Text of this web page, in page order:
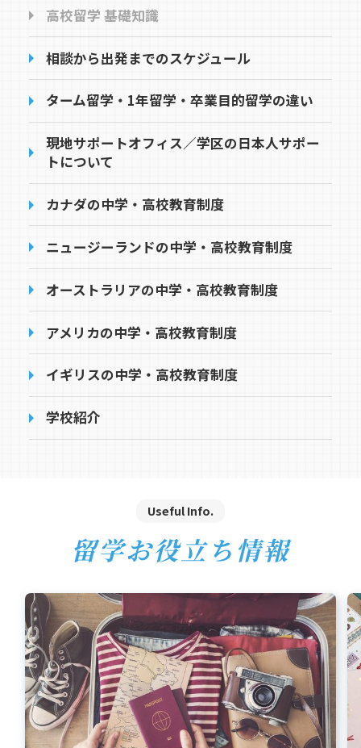
高校留学 基礎知識
相談から出発までのスケジュール
ターム留学・1年留学・卒業目的留学の違い
現地サポートオフィス／学区の日本人サポー
トについて
カナダの中学・高校教育制度
ニュージーランドの中学・高校教育制度
オーストラリアの中学・高校教育制度
アメリカの中学・高校教育制度
イギリスの中学・高校教育制度
学校紹介
Useful Info.
留学お役立ち情報